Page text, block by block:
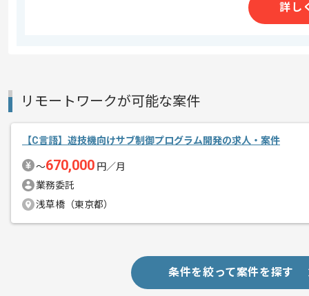
エージェントからのコ
メント
詳し
リモートワークが可能な案件
【C言語】遊技機向けサブ制御プログラム開発の求人・案件
〜670,000 円／月
業務委託
浅草橋（東京都）
条件を絞って案件を探す